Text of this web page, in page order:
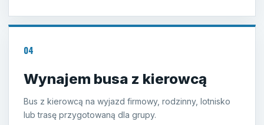
04
Wynajem busa z kierowcą
Bus z kierowcą na wyjazd firmowy, rodzinny, lotnisko
lub trasę przygotowaną dla grupy.